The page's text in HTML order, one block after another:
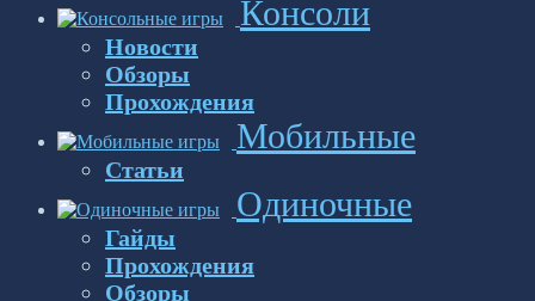
Консоли
Новости
Обзоры
Прохождения
Мобильные
Статьи
Одиночные
Гайды
Прохождения
Обзоры